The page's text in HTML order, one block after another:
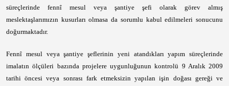
süreçlerinde fennî mesul veya şantiye şefi olarak görev almış
meslektaşlarımızın kusurları olmasa da sorumlu kabul edilmeleri sonucunu
doğurmaktadır.
Fennî mesul veya şantiye şeflerinin yeni atandıkları yapım süreçlerinde
imalatın ölçüleri bazında projelere uygunluğunun kontrolü 9 Aralık 2009
tarihi öncesi veya sonrası fark etmeksizin yapılan işin doğası gereği ve